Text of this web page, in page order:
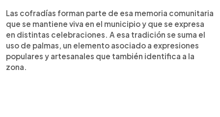
Las cofradías forman parte de esa memoria comunitaria
que se mantiene viva en el municipio y que se expresa
en distintas celebraciones. A esa tradición se suma el
uso de palmas, un elemento asociado a expresiones
populares y artesanales que también identifica a la
zona.